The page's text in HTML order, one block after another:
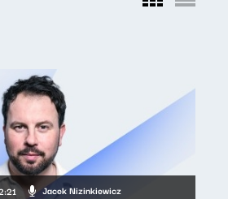
Jacek Nizinkiewicz